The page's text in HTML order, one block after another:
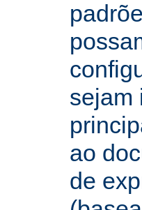
sejam
ao
de